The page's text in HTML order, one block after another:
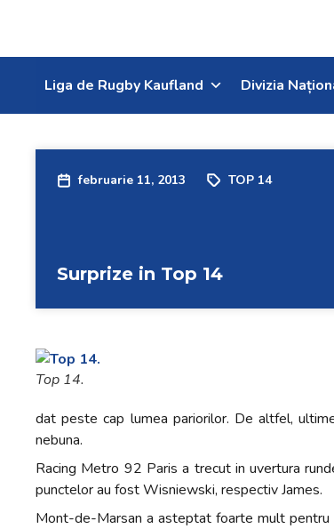
Liga de Rugby Kaufland Divizia
februarie 11, 2013 TOP 14
Surprize in Top 14
Top 14.
dat peste cap lumea pariorilor. De altfel,
nebuna.
Racing Metro 92 Paris a trecut in uvertura
punctelor au fost Wisniewski, respectiv James.
Mont-de-Marsan a asteptat foarte mult pentru